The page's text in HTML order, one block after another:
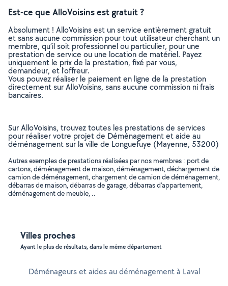
Est-ce que AlloVoisins est gratuit ?
Absolument ! AlloVoisins est un service entièrement gratuit
et sans aucune commission pour tout utilisateur cherchant un
membre, qu’il soit professionnel ou particulier, pour une
prestation de service ou une location de matériel. Payez
uniquement le prix de la prestation, fixé par vous,
demandeur, et l’offreur.
Vous pouvez réaliser le paiement en ligne de la prestation
directement sur AlloVoisins, sans aucune commission ni frais
bancaires.
Sur AlloVoisins, trouvez toutes les prestations de services
pour réaliser votre projet de Déménagement et aide au
déménagement sur la ville de Longuefuye (Mayenne, 53200)
Autres exemples de prestations réalisées par nos membres : port de
cartons, déménagement de maison, déménagement, déchargement de
camion de déménagement, chargement de camion de déménagement,
débarras de maison, débarras de garage, débarras d'appartement,
déménagement de meuble, ..
Villes proches
Ayant le plus de résultats, dans le même département
Déménageurs et aides au déménagement à Laval